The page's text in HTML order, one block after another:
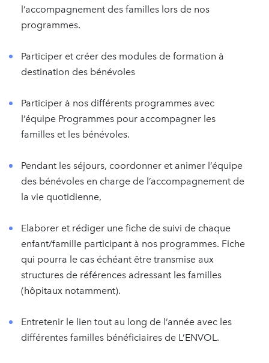
l’accompagnement des familles lors de nos
programmes.
Participer et créer des modules de formation à
destination des bénévoles
Participer à nos différents programmes avec
l’équipe Programmes pour accompagner les
familles et les bénévoles.
Pendant les séjours, coordonner et animer l’équipe
des bénévoles en charge de l’accompagnement de
la vie quotidienne,
Elaborer et rédiger une fiche de suivi de chaque
enfant/famille participant à nos programmes. Fiche
qui pourra le cas échéant être transmise aux
structures de références adressant les familles
(hôpitaux notamment).
Entretenir le lien tout au long de l’année avec les
différentes familles bénéficiaires de L’ENVOL.